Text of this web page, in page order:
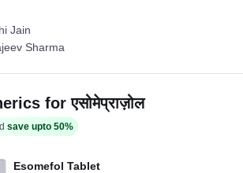
Jain
Sharma
for एसोमेप्राज़ोल
save upto 50%
Esomefol Tablet